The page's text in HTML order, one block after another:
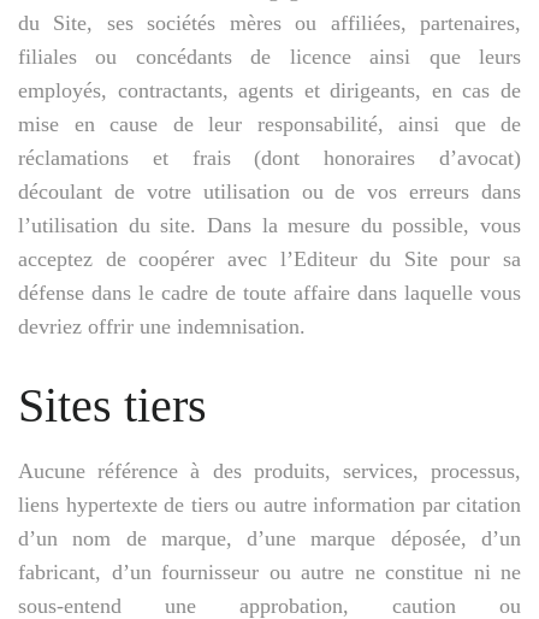
du Site, ses sociétés mères ou affiliées, partenaires,
filiales ou concédants de licence ainsi que leurs
employés, contractants, agents et dirigeants, en cas de
mise en cause de leur responsabilité, ainsi que de
réclamations et frais (dont honoraires d’avocat)
découlant de votre utilisation ou de vos erreurs dans
l’utilisation du site. Dans la mesure du possible, vous
acceptez de coopérer avec l’Editeur du Site pour sa
défense dans le cadre de toute affaire dans laquelle vous
devriez offrir une indemnisation.
Sites tiers
Aucune référence à des produits, services, processus,
liens hypertexte de tiers ou autre information par citation
d’un nom de marque, d’une marque déposée, d’un
fabricant, d’un fournisseur ou autre ne constitue ni ne
sous-entend une approbation, caution ou